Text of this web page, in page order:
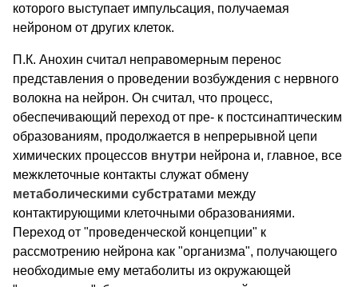
которого выступает импульсация, получаемая
нейроном от других клеток.
П.К. Анохин считал неправомерным перенос
представления о проведении возбуждения с нервного
волокна на нейрон. Он считал, что процесс,
обеспечивающий переход от пре- к постсинаптическим
образованиям, продолжается в непрерывной цепи
химических процессов внутри нейрона и, главное, все
межклеточные контакты служат обмену
метаболическими субстратами между
контактирующими клеточными образованиями.
Переход от "проведенческой концепции" к
рассмотрению нейрона как "организма", получающего
необходимые ему метаболиты из окружающей